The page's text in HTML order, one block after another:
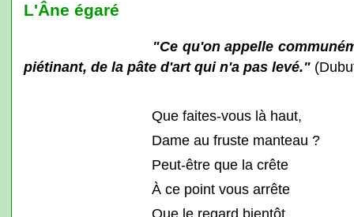
L'Âne égaré
"Ce qu'on appelle communément
piétinant, de la pâte d'art qui n'a pas levé."
Que faites-vous là haut,
Dame au fruste manteau ?
Peut-être que la crête
À ce point vous arrête
Que le regard bientôt